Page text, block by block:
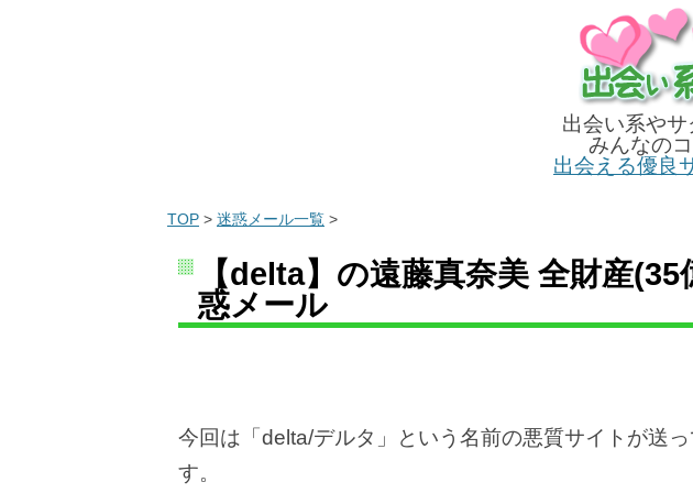
出会い系や
みんなの
出会える優良
TOP > 迷惑メール一覧 >
【delta】の遠藤真奈美 全財産
惑メール
今回は「delta/デルタ」という名前の悪質サイトが送
す。